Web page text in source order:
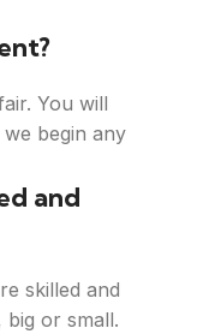
You will
begin any
and
skilled and
or small.